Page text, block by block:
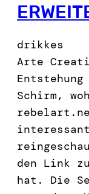
drikkes
Arte
Schirm,
den Link
hat. Die